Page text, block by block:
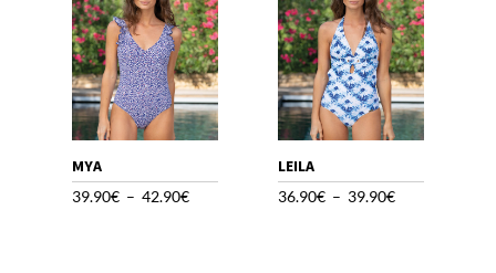
MYA
39.90€ – 42.90€Plage
LEILA
36.90€ – 39.90€Plage